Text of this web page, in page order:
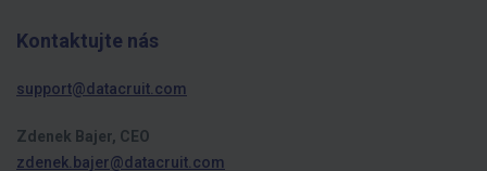
Kontaktujte nás
support@datacruit.com
Zdenek Bajer, CEO
zdenek.bajer@datacruit.com